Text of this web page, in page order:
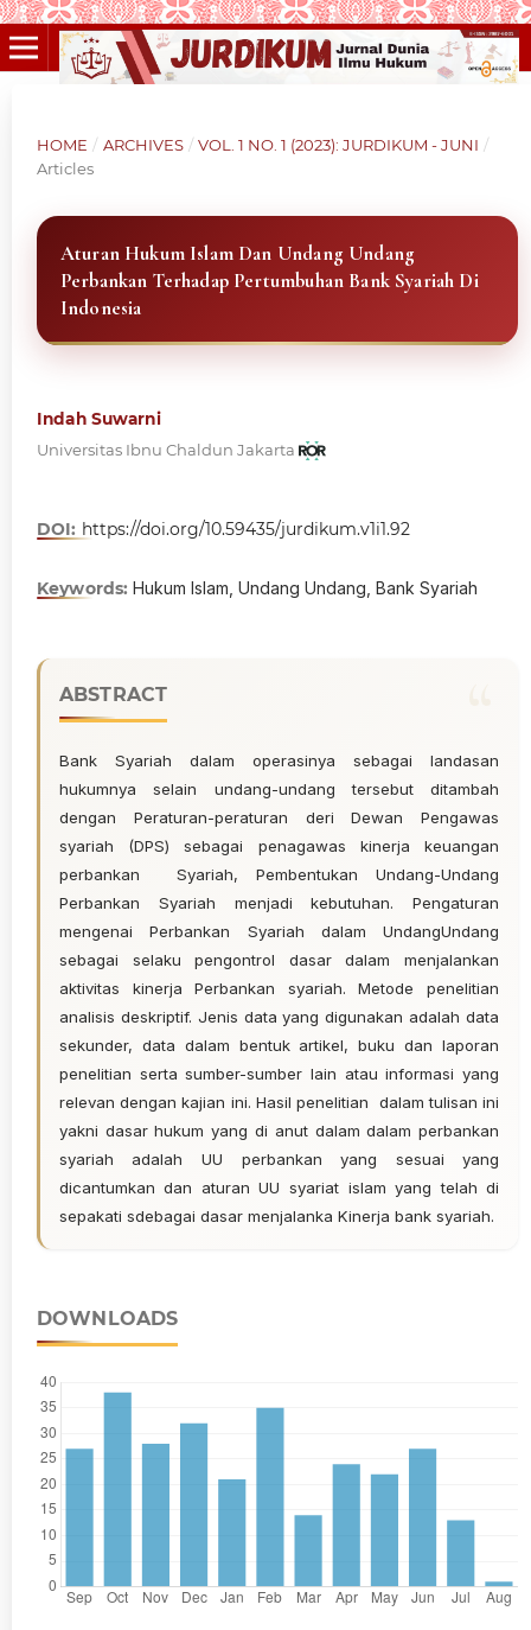
HOME / ARCHIVES / VOL. 1 NO. 1 (2023): JURDIKUM - JUNI /
Articles
Aturan Hukum Islam Dan Undang Undang
Perbankan Terhadap Pertumbuhan Bank Syariah Di
Indonesia
Indah Suwarni
Universitas Ibnu Chaldun Jakarta
DOI: https://doi.org/10.59435/jurdikum.v1i1.92
Keywords:Hukum Islam, Undang Undang, Bank Syariah
ABSTRACT
Bank Syariah dalam operasinya sebagai landasan
hukumnya selain undang-undang tersebut ditambah
dengan Peraturan-peraturan deri Dewan Pengawas
syariah (DPS) sebagai penagawas kinerja keuangan
perbankan Syariah, Pembentukan Undang-Undang
Perbankan Syariah menjadi kebutuhan. Pengaturan
mengenai Perbankan Syariah dalam UndangUndang
sebagai selaku pengontrol dasar dalam menjalankan
aktivitas kinerja Perbankan syariah. Metode penelitian
analisis deskriptif. Jenis data yang digunakan adalah data
sekunder, data dalam bentuk artikel, buku dan laporan
penelitian serta sumber-sumber lain atau informasi yang
relevan dengan kajian ini. Hasil penelitian dalam tulisan ini
yakni dasar hukum yang di anut dalam dalam perbankan
syariah adalah UU perbankan yang sesuai yang
dicantumkan dan aturan UU syariat islam yang telah di
sepakati sdebagai dasar menjalanka Kinerja bank syariah.
DOWNLOADS